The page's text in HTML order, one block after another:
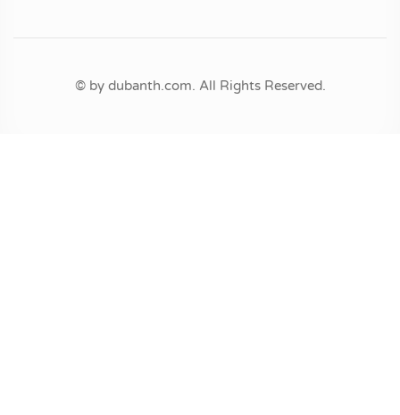
© by dubanth.com. All Rights Reserved.